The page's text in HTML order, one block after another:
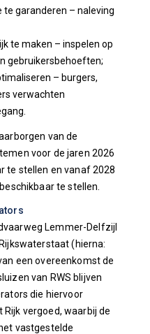
te garanderen – naleving
te maken – inspelen op
gebruikersbehoeften;
– burgers,
verwachten
van de
voor de jaren 2026
te stellen en vanaf 2028
te stellen.
Lemmer-Delfzijl
(hierna:
een overeenkomst de
van RWS blijven
die hiervoor
vergoed, waarbij de
vastgestelde